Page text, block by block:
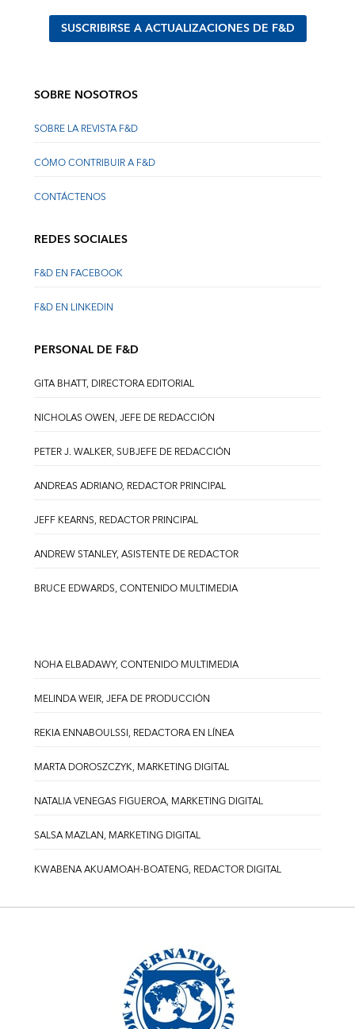
SUSCRIBIRSE A ACTUALIZACIONES DE F&D
SOBRE NOSOTROS
SOBRE LA REVISTA F&D
CÓMO CONTRIBUIR A F&D
CONTÁCTENOS
REDES SOCIALES
F&D EN FACEBOOK
F&D EN LINKEDIN
PERSONAL DE F&D
GITA BHATT, DIRECTORA EDITORIAL
NICHOLAS OWEN, JEFE DE REDACCIÓN
PETER J. WALKER, SUBJEFE DE REDACCIÓN
ANDREAS ADRIANO, REDACTOR PRINCIPAL
JEFF KEARNS, REDACTOR PRINCIPAL
ANDREW STANLEY, ASISTENTE DE REDACTOR
BRUCE EDWARDS, CONTENIDO MULTIMEDIA
NOHA ELBADAWY, CONTENIDO MULTIMEDIA
MELINDA WEIR, JEFA DE PRODUCCIÓN
REKIA ENNABOULSSI, REDACTORA EN LÍNEA
MARTA DOROSZCZYK, MARKETING DIGITAL
NATALIA VENEGAS FIGUEROA, MARKETING DIGITAL
SALSA MAZLAN, MARKETING DIGITAL
KWABENA AKUAMOAH-BOATENG, REDACTOR DIGITAL